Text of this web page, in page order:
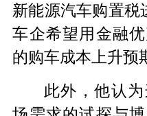
新能源汽车购置税
车企希望用金融
的购车成本上升预
此外，他认